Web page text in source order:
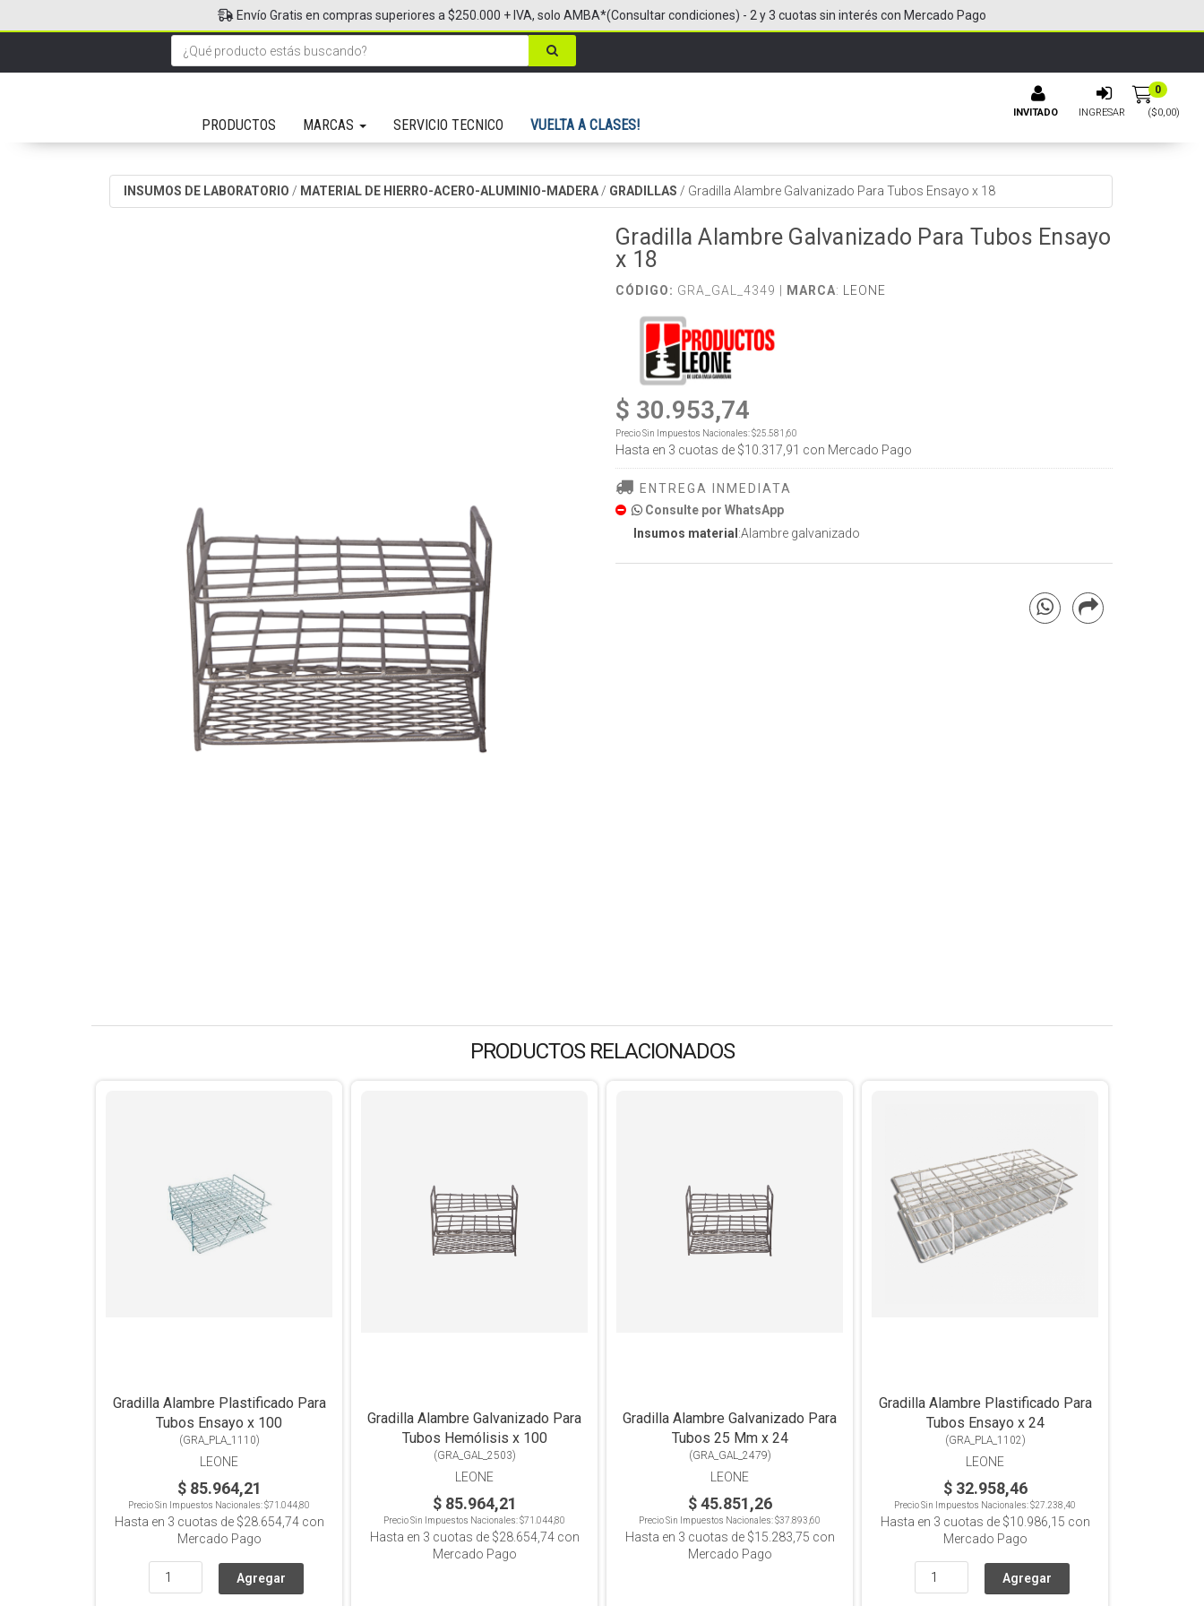
INVITADO INGRESAR
0
($0,00)
PRODUCTOS MARCAS SERVICIO TECNICO VUELTA A CLASES!
Envío Gratis en compras superiores a $250.000 + IVA, solo AMBA*(Consultar condiciones) - 2 y 3 cuotas sin interés con Mercado Pago
INSUMOS DE LABORATORIO / MATERIAL DE HIERRO-ACERO-ALUMINIO-MADERA / GRADILLAS / Gradilla Alambre Galvanizado Para Tubos Ensayo x 18
Gradilla Alambre Galvanizado Para Tubos Ensayo
x 18
CÓDIGO: GRA_GAL_4349 | MARCA: LEONE
$ 30.953,74
Precio Sin Impuestos Nacionales:$25.581,60
Hasta en 3 cuotas de $10.317,91 con Mercado Pago
ENTREGA INMEDIATA
Consulte por WhatsApp
Insumos material :Alambre galvanizado
PRODUCTOS RELACIONADOS
Gradilla Alambre Plastificado Para
Tubos Ensayo x 100
(GRA_PLA_1110)
LEONE
$ 85.964,21
Precio Sin Impuestos Nacionales:$71.044,80
Hasta en 3 cuotas de $28.654,74con
Mercado Pago
Gradilla Alambre Galvanizado Para
Tubos Hemólisis x 100
(GRA_GAL_2503)
LEONE
$ 85.964,21
Precio Sin Impuestos Nacionales:$71.044,80
Hasta en 3 cuotas de $28.654,74con
Mercado Pago
Gradilla Alambre Galvanizado Para
Tubos 25 Mm x 24
(GRA_GAL_2479)
LEONE
$ 45.851,26
Precio Sin Impuestos Nacionales:$37.893,60
Hasta en 3 cuotas de $15.283,75 con
Mercado Pago
Gradilla Alambre Plastificado Para
Tubos Ensayo x 24
(GRA_PLA_1102)
LEONE
$ 32.958,46
Precio Sin Impuestos Nacionales:$27.238,40
Hasta en 3 cuotas de $10.986,15 con
Mercado Pago